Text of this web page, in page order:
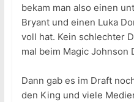
bekam man also einen
Bryant und einen Luka
voll hat. Kein schlechter
mal beim Magic Johnson
Dann gab es im Draft
den King und viele